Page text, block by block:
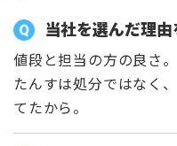
当社を選んだ理由
値段と担当の方の良さ。
たんすは処分ではなく
てたから。